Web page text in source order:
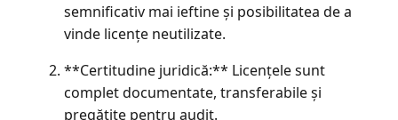
semnificativ mai ieftine și posibilitatea de a
vinde licențe neutilizate.
**Certitudine juridică:** Licențele sunt
complet documentate, transferabile și
pregătite pentru audit.